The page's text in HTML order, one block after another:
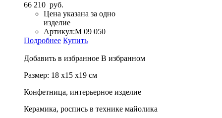
66 210 руб.
Цена указана за одно
изделие
Артикул:М 09 050
Подробнее Купить
Добавить в избранное В избранном
Размер: 18 х15 х19 см
Конфетница, интерьерное изделие
Керамика, роспись в технике майолика